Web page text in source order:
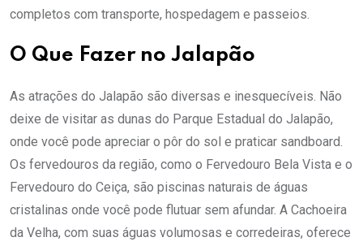
completos com transporte, hospedagem e passeios.
O Que Fazer no Jalapão
As atrações do Jalapão são diversas e inesquecíveis. Não
deixe de visitar as dunas do Parque Estadual do Jalapão,
onde você pode apreciar o pôr do sol e praticar sandboard.
Os fervedouros da região, como o Fervedouro Bela Vista e o
Fervedouro do Ceiça, são piscinas naturais de águas
cristalinas onde você pode flutuar sem afundar. A Cachoeira
da Velha, com suas águas volumosas e corredeiras, oferece